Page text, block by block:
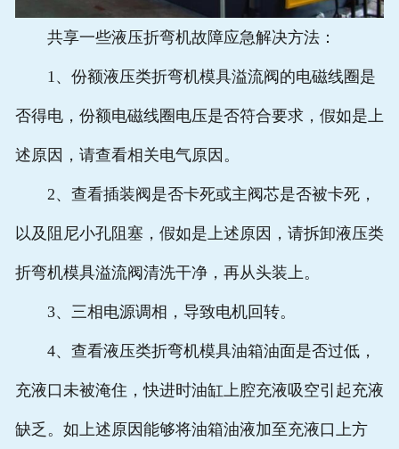
共享一些液压折弯机故障应急解决方法：
1、份额液压类折弯机模具溢流阀的电磁线圈是
否得电，份额电磁线圈电压是否符合要求，假如是上
述原因，请查看相关电气原因。
2、查看插装阀是否卡死或主阀芯是否被卡死，
以及阻尼小孔阻塞，假如是上述原因，请拆卸液压类
折弯机模具溢流阀清洗干净，再从头装上。
3、三相电源调相，导致电机回转。
4、查看液压类折弯机模具油箱油面是否过低，
充液口未被淹住，快进时油缸上腔充液吸空引起充液
缺乏。如上述原因能够将油箱油液加至充液口上方